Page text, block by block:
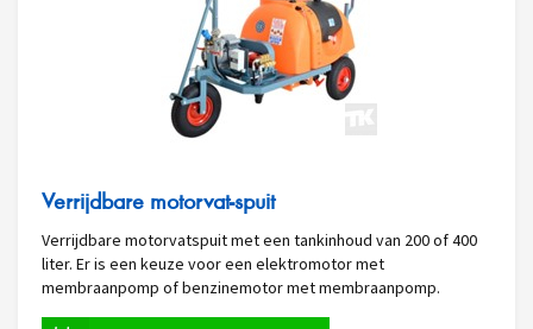
Verrijdbare motorvat-spuit
Verrijdbare motorvatspuit met een tankinhoud van 200 of 400
liter. Er is een keuze voor een elektromotor met
membraanpomp of benzinemotor met membraanpomp.